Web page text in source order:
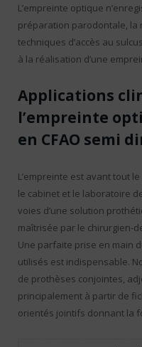
L’empreinte optique
préparation parodontale, la
techniques d’accès au
à la réalisation d’une
Applications
l’empreinte
en CFAO semi
L’empreinte est avant tout
le cabinet et le laboratoire
voies d’une solution
maîtrisée par le chirurgien-
Une parfaite prise en main
utilisés est indispensable.
de prothèses conjointes,
principalement à partir de
orientés jointifs donnant la